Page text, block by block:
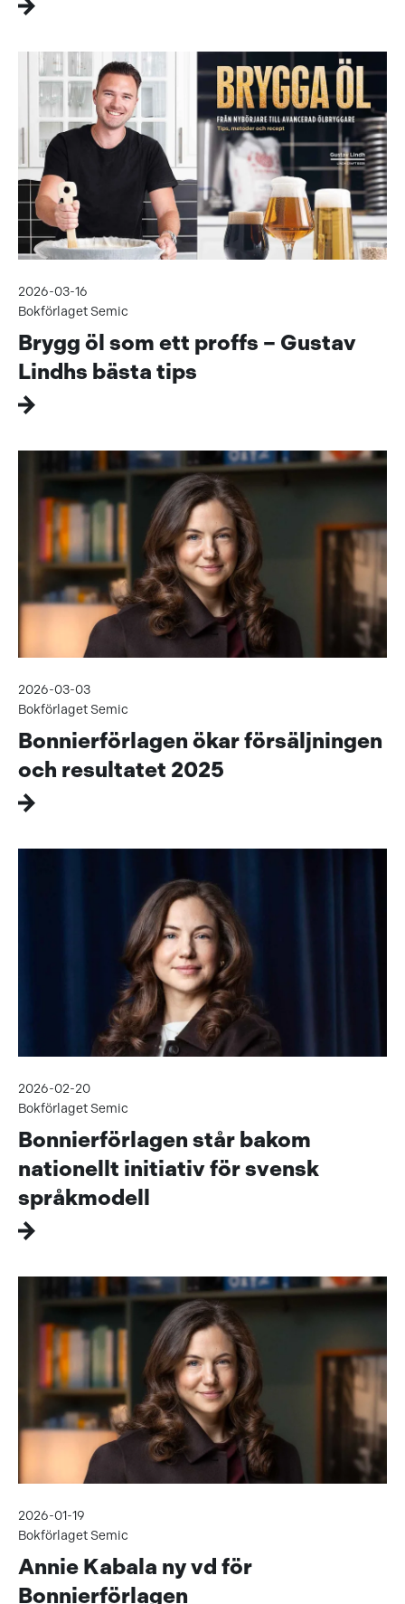
2026-03-16
Bokförlaget Semic
Brygg öl som ett proffs – Gustav
Lindhs bästa tips
2026-03-03
Bokförlaget Semic
Bonnierförlagen ökar försäljningen
och resultatet 2025
2026-02-20
Bokförlaget Semic
Bonnierförlagen står bakom
nationellt initiativ för svensk
språkmodell
2026-01-19
Bokförlaget Semic
Annie Kabala ny vd för
Bonnierförlagen